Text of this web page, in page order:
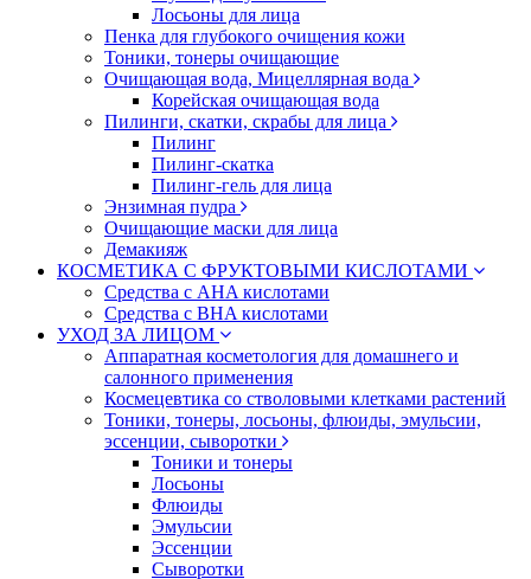
Лосьоны для лица
Пенка для глубокого очищения кожи
Тоники, тонеры очищающие
Очищающая вода, Мицеллярная вода
Корейская очищающая вода
Пилинги, скатки, скрабы для лица
Пилинг
Пилинг-скатка
Пилинг-гель для лица
Энзимная пудра
Очищающие маски для лица
Демакияж
КОСМЕТИКА С ФРУКТОВЫМИ КИСЛОТАМИ
Средства с AHA кислотами
Средства с BHA кислотами
УХОД ЗА ЛИЦОМ
Аппаратная косметология для домашнего и
салонного применения
Космецевтика со стволовыми клетками растений
Тоники, тонеры, лосьоны, флюиды, эмульсии,
эссенции, сыворотки
Тоники и тонеры
Лосьоны
Флюиды
Эмульсии
Эссенции
Сыворотки